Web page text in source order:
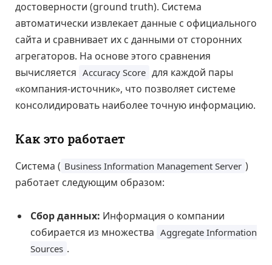
достоверности (ground truth). Система
автоматически извлекает данные с официального
сайта и сравнивает их с данными от сторонних
агрегаторов. На основе этого сравнения
вычисляется Accuracy Score для каждой пары
«компания-источник», что позволяет системе
консолидировать наиболее точную информацию.
Как это работает
Система ( Business Information Management Server )
работает следующим образом:
Сбор данных: Информация о компании
собирается из множества Aggregate Information
Sources .